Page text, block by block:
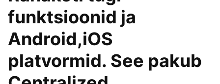
funktsioonid ja
Android,iOS
platvormid. See pakub